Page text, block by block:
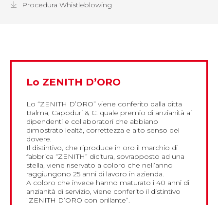
Procedura Whistleblowing
Lo ZENITH D’ORO
Lo “ZENITH D’ORO” viene conferito dalla ditta
Balma, Capoduri & C. quale premio di anzianità ai
dipendenti e collaboratori che abbiano
dimostrato lealtà, correttezza e alto senso del
dovere.
Il distintivo, che riproduce in oro il marchio di
fabbrica “ZENITH” dicitura, sovrapposto ad una
stella, viene riservato a coloro che nell’anno
raggiungono 25 anni di lavoro in azienda.
A coloro che invece hanno maturato i 40 anni di
anzianità di servizio, viene conferito il distintivo
“ZENITH D’ORO con brillante”.